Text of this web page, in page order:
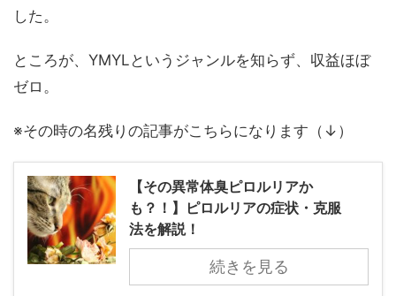
した。
ところが、YMYLというジャンルを知らず、収益ほぼ
ゼロ。
※その時の名残りの記事がこちらになります（↓）
【その異常体臭ピロルリアか
も？！】ピロルリアの症状・克服
法を解説！
続きを見る